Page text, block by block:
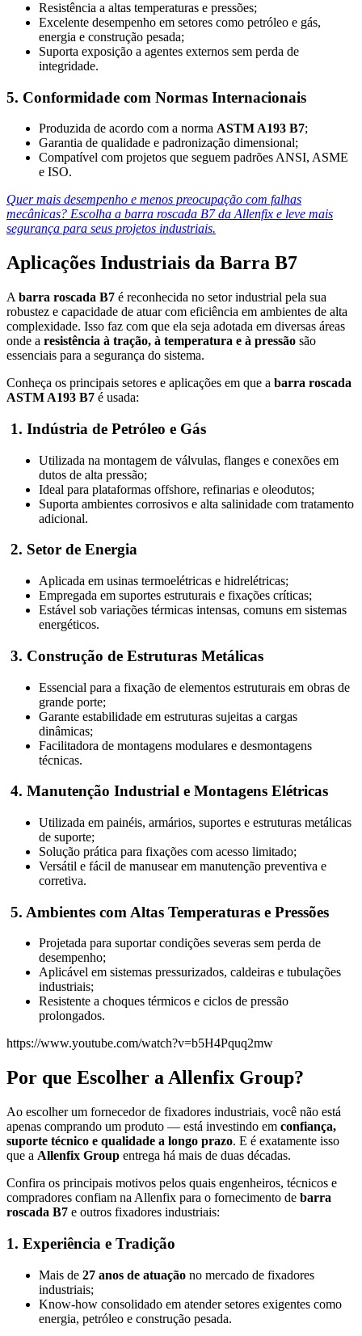
Resistência a altas temperaturas e pressões;
Excelente desempenho em setores como petróleo e gás,
energia e construção pesada;
Suporta exposição a agentes externos sem perda de
integridade.
5. Conformidade com Normas Internacionais
Produzida de acordo com a norma ASTM A193 B7;
Garantia de qualidade e padronização dimensional;
Compatível com projetos que seguem padrões ANSI, ASME
e ISO.
Quer mais desempenho e menos preocupação com falhas
mecânicas? Escolha a barra roscada B7 da Allenfix e leve mais
segurança para seus projetos industriais.
Aplicações Industriais da Barra B7
A barra roscada B7 é reconhecida no setor industrial pela sua
robustez e capacidade de atuar com eficiência em ambientes de alta
complexidade. Isso faz com que ela seja adotada em diversas áreas
onde a resistência à tração, à temperatura e à pressão são
essenciais para a segurança do sistema.
Conheça os principais setores e aplicações em que a barra roscada
ASTM A193 B7 é usada:
1. Indústria de Petróleo e Gás
Utilizada na montagem de válvulas, flanges e conexões em
dutos de alta pressão;
Ideal para plataformas offshore, refinarias e oleodutos;
Suporta ambientes corrosivos e alta salinidade com tratamento
adicional.
2. Setor de Energia
Aplicada em usinas termoelétricas e hidrelétricas;
Empregada em suportes estruturais e fixações críticas;
Estável sob variações térmicas intensas, comuns em sistemas
energéticos.
3. Construção de Estruturas Metálicas
Essencial para a fixação de elementos estruturais em obras de
grande porte;
Garante estabilidade em estruturas sujeitas a cargas
dinâmicas;
Facilitadora de montagens modulares e desmontagens
técnicas.
4. Manutenção Industrial e Montagens Elétricas
Utilizada em painéis, armários, suportes e estruturas metálicas
de suporte;
Solução prática para fixações com acesso limitado;
Versátil e fácil de manusear em manutenção preventiva e
corretiva.
5. Ambientes com Altas Temperaturas e Pressões
Projetada para suportar condições severas sem perda de
desempenho;
Aplicável em sistemas pressurizados, caldeiras e tubulações
industriais;
Resistente a choques térmicos e ciclos de pressão
prolongados.
https://www.youtube.com/watch?v=b5H4Pquq2mw
Por que Escolher a Allenfix Group?
Ao escolher um fornecedor de fixadores industriais, você não está
apenas comprando um produto — está investindo em confiança,
suporte técnico e qualidade a longo prazo. E é exatamente isso
que a Allenfix Group entrega há mais de duas décadas.
Confira os principais motivos pelos quais engenheiros, técnicos e
compradores confiam na Allenfix para o fornecimento de barra
roscada B7 e outros fixadores industriais:
1. Experiência e Tradição
Mais de 27 anos de atuação no mercado de fixadores
industriais;
Know-how consolidado em atender setores exigentes como
energia, petróleo e construção pesada.